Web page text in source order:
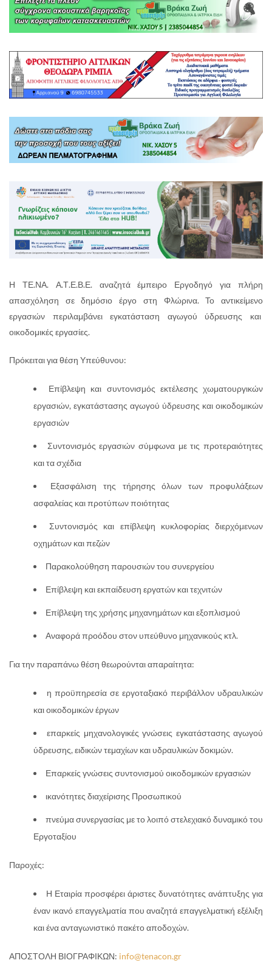
Η ΤΕ.ΝΑ. Α.Τ.Ε.Β.Ε. αναζητά έμπειρο Εργοδηγό για πλήρη
απασχόληση σε δημόσιο έργο στη Φλώρινα. Το αντικείμενο
εργασιών περιλαμβάνει εγκατάσταση αγωγού ύδρευσης και
οικοδομικές εργασίες.
Πρόκειται για θέση Υπεύθυνου:
Επίβλεψη και συντονισμός εκτέλεσης χωματουργικών
εργασιών, εγκατάστασης αγωγού ύδρευσης και οικοδομικών
εργασιών
Συντονισμός εργασιών σύμφωνα με τις προτεραιότητες
και τα σχέδια
Εξασφάλιση της τήρησης όλων των προφυλάξεων
ασφαλείας και προτύπων ποιότητας
Συντονισμός και επίβλεψη κυκλοφορίας διερχόμενων
οχημάτων και πεζών
Παρακολούθηση παρουσιών του συνεργείου
Επίβλεψη και εκπαίδευση εργατών και τεχνιτών
Επίβλεψη της χρήσης μηχανημάτων και εξοπλισμού
Αναφορά προόδου στον υπεύθυνο μηχανικούς κτλ.
Για την παραπάνω θέση θεωρούνται απαραίτητα:
η προϋπηρεσία σε εργοταξιακό περιβάλλον υδραυλικών
και οικοδομικών έργων
επαρκείς μηχανολογικές γνώσεις εγκατάστασης αγωγού
ύδρευσης, ειδικών τεμαχίων και υδραυλικών δοκιμών.
Επαρκείς γνώσεις συντονισμού οικοδομικών εργασιών
ικανότητες διαχείρισης Προσωπικού
πνεύμα συνεργασίας με το λοιπό στελεχιακό δυναμικό του
Εργοταξίου
Παροχές:
Η Εταιρία προσφέρει άριστες δυνατότητες ανάπτυξης για
έναν ικανό επαγγελματία που αναζητά επαγγελματική εξέλιξη
και ένα ανταγωνιστικό πακέτο αποδοχών.
ΑΠΟΣΤΟΛΗ ΒΙΟΓΡΑΦΙΚΩΝ: info@tenacon.gr